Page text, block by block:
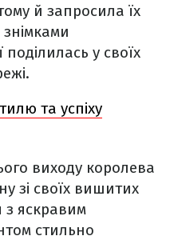
й запросила їх
у своїх
та успіху
виходу королева
зі своїх вишитих
з яскравим
стильно